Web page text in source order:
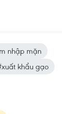
nhập mặn
khẩu gạo